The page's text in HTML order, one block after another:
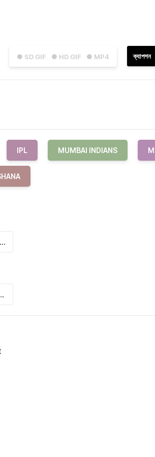
● SD GIF ● HD GIF ● MP4 ক্যাপশন
IPL MUMBAI INDIANS